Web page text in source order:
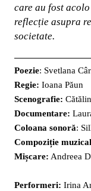
care au fost
reflecție asupra
societate.
Poezie: Svetlana
Regie: Ioana Păun
Scenografie:
Documentare:
Coloana sonoră:
Compoziție
Mișcare: Andreea
Performeri: Irina